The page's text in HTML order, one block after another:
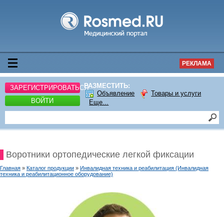
РЕКЛАМА
ЗАРЕГИСТРИРОВАТЬСЯ
ВОЙТИ
РАЗМЕСТИТЬ:
Объявление
Товары и услуги
Еще...
Воротники ортопедические легкой фиксации
Главная » Каталог продукции » Инвалидная техника и реабилитация (Инвалидная
техника и реабилитационное оборудование)